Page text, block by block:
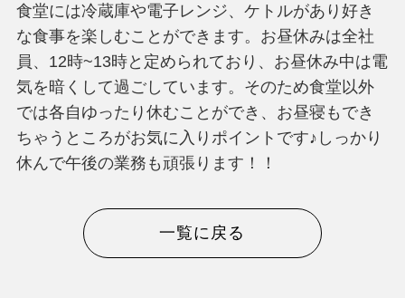
食堂には冷蔵庫や電子レンジ、ケトルがあり好き
な食事を楽しむことができます。お昼休みは全社
員、12時~13時と定められており、お昼休み中は電
気を暗くして過ごしています。そのため食堂以外
では各自ゆったり休むことができ、お昼寝もでき
ちゃうところがお気に入りポイントです♪しっかり
休んで午後の業務も頑張ります！！
一覧に戻る